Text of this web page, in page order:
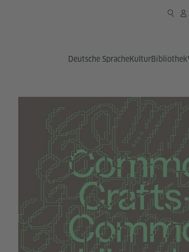
Deutsche SpracheKulturBibliothek